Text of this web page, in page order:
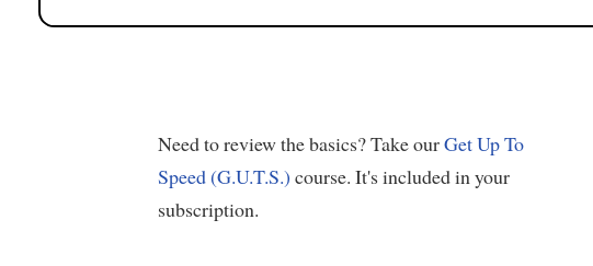
Need to review the basics? Take ourGet Up To
Speed (G.U.T.S.) course. It's included in your
subscription.